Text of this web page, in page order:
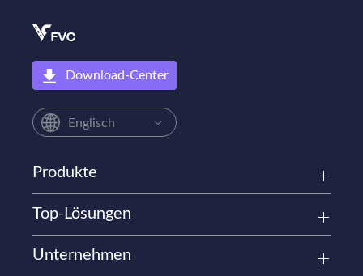
Download-Center
Englisch
Produkte
Top-Lösungen
Unternehmen